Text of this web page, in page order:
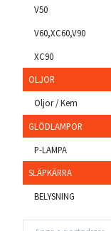
V50
V60,XC60,V90
XC90
OLJOR
Oljor / Kem
GLÖDLAMPOR
P-LAMPA
SLÄPKÄRRA
BELYSNING